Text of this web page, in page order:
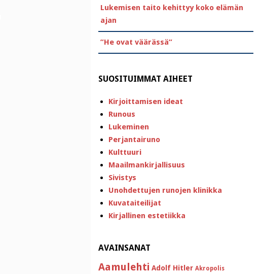
Lukemisen taito kehittyy koko elämän
ajan
”He ovat väärässä”
SUOSITUIMMAT AIHEET
Kirjoittamisen ideat
Runous
Lukeminen
Perjantairuno
Kulttuuri
Maailmankirjallisuus
Sivistys
Unohdettujen runojen klinikka
Kuvataiteilijat
Kirjallinen estetiikka
AVAINSANAT
Aamulehti Adolf Hitler Akropolis